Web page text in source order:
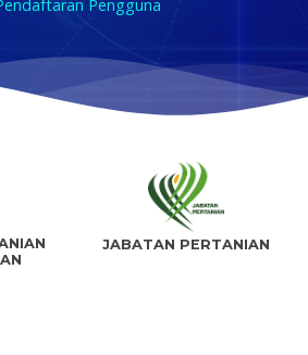
Pengguna
JABATAN PERTANIAN